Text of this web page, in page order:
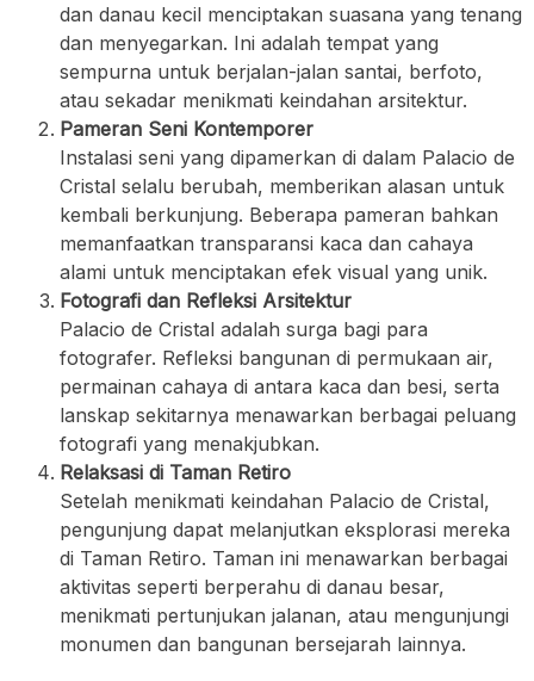
dan danau kecil menciptakan suasana yang tenang
dan menyegarkan. Ini adalah tempat yang
sempurna untuk berjalan-jalan santai, berfoto,
atau sekadar menikmati keindahan arsitektur.
Pameran Seni Kontemporer
Instalasi seni yang dipamerkan di dalam Palacio de
Cristal selalu berubah, memberikan alasan untuk
kembali berkunjung. Beberapa pameran bahkan
memanfaatkan transparansi kaca dan cahaya
alami untuk menciptakan efek visual yang unik.
Fotografi dan Refleksi Arsitektur
Palacio de Cristal adalah surga bagi para
fotografer. Refleksi bangunan di permukaan air,
permainan cahaya di antara kaca dan besi, serta
lanskap sekitarnya menawarkan berbagai peluang
fotografi yang menakjubkan.
Relaksasi di Taman Retiro
Setelah menikmati keindahan Palacio de Cristal,
pengunjung dapat melanjutkan eksplorasi mereka
di Taman Retiro. Taman ini menawarkan berbagai
aktivitas seperti berperahu di danau besar,
menikmati pertunjukan jalanan, atau mengunjungi
monumen dan bangunan bersejarah lainnya.